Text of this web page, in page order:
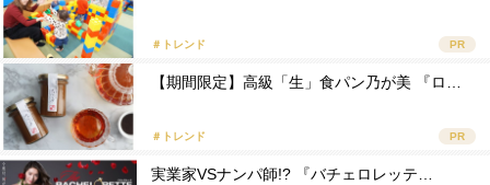
＃トレンド PR
【期間限定】高級「生」食パン乃が美 『ロ…
＃トレンド PR
実業家VSナンパ師!? 『バチェロレッテ…